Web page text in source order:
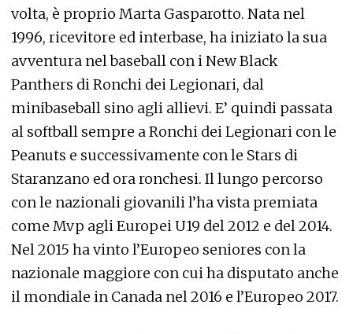
volta, è proprio Marta Gasparotto. Nata nel
1996, ricevitore ed interbase, ha iniziato la sua
avventura nel baseball con i New Black
Panthers di Ronchi dei Legionari, dal
minibaseball sino agli allievi. E’ quindi passata
al softball sempre a Ronchi dei Legionari con le
Peanuts e successivamente con le Stars di
Staranzano ed ora ronchesi. Il lungo percorso
con le nazionali giovanili l’ha vista premiata
come Mvp agli Europei U19 del 2012 e del 2014.
Nel 2015 ha vinto l’Europeo seniores con la
nazionale maggiore con cui ha disputato anche
il mondiale in Canada nel 2016 e l’Europeo 2017.